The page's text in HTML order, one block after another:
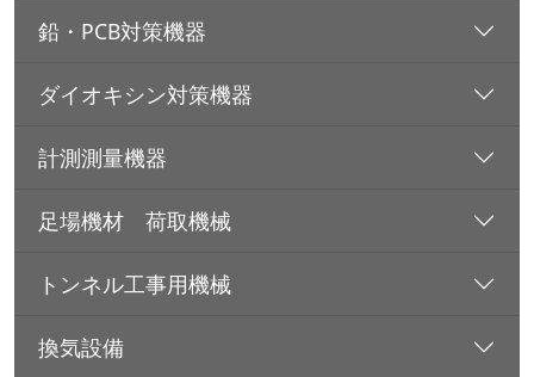
鉛・PCB対策機器
ダイオキシン対策機器
計測測量機器
足場機材 荷取機械
トンネル工事用機械
換気設備